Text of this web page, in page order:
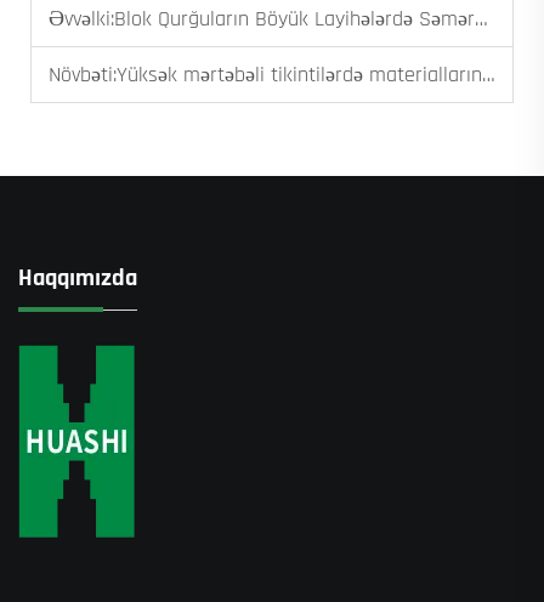
Əvvəlki:Blok Qurğuların Böyük Layihələrdə Səmərəliliyi Necə Artırdığı
Növbəti:Yüksək mərtəbəli tikintilərdə materialların effektiv daşınmasında İnşaat Qaldırıcılarının İstifadəsi
Haqqımızda